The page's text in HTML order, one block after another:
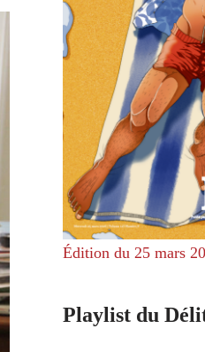
Édition du 25 mars
Playlist du